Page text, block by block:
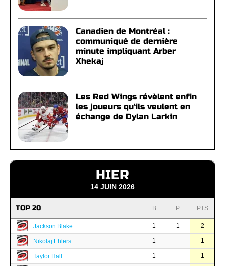
Canadien de Montréal :
communiqué de dernière
minute impliquant Arber
Xhekaj
Les Red Wings révèlent enfin
les joueurs qu'ils veulent en
échange de Dylan Larkin
HIER
14 JUIN 2026
TOP 20 B P PTS
Jackson Blake 1 1 2
Nikolaj Ehlers 1 - 1
Taylor Hall 1 - 1